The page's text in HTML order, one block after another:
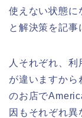
使えない状態に
と解決策を記事
人それぞれ、
が違いますから
のお店で
因もそれぞれ異